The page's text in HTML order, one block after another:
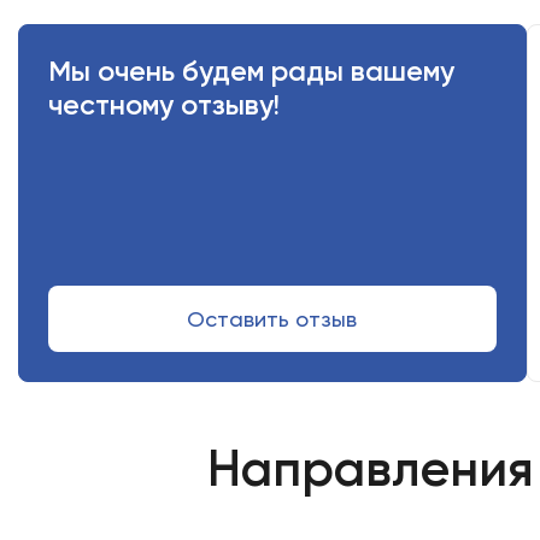
Мы очень будем рады вашему
честному отзыву!
Оставить отзыв
Направления